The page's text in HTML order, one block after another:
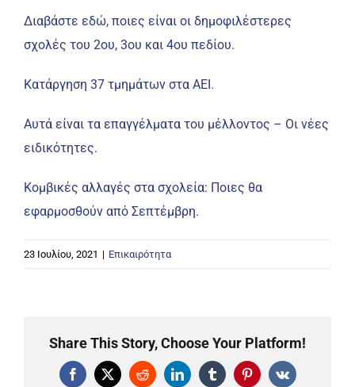
Διαβάστε εδώ, ποιες είναι οι δημοφιλέστερες
σχολές του 2ου, 3ου και 4ου πεδίου.
Κατάργηση 37 τμημάτων στα ΑΕΙ.
Αυτά είναι τα επαγγέλματα του μέλλοντος – Οι νέες
ειδικότητες.
Κομβικές αλλαγές στα σχολεία: Ποιες θα
εφαρμοσθούν από Σεπτέμβρη.
23 Ιουλίου, 2021 | Επικαιρότητα
Share This Story, Choose Your Platform!
Facebook
X RedditLinkedInTumblrPinterestVk